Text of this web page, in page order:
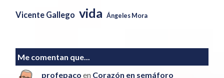
Vicente Gallego vida Ángeles Mora
Me comentan que...
profepaco en Corazón en semáforo